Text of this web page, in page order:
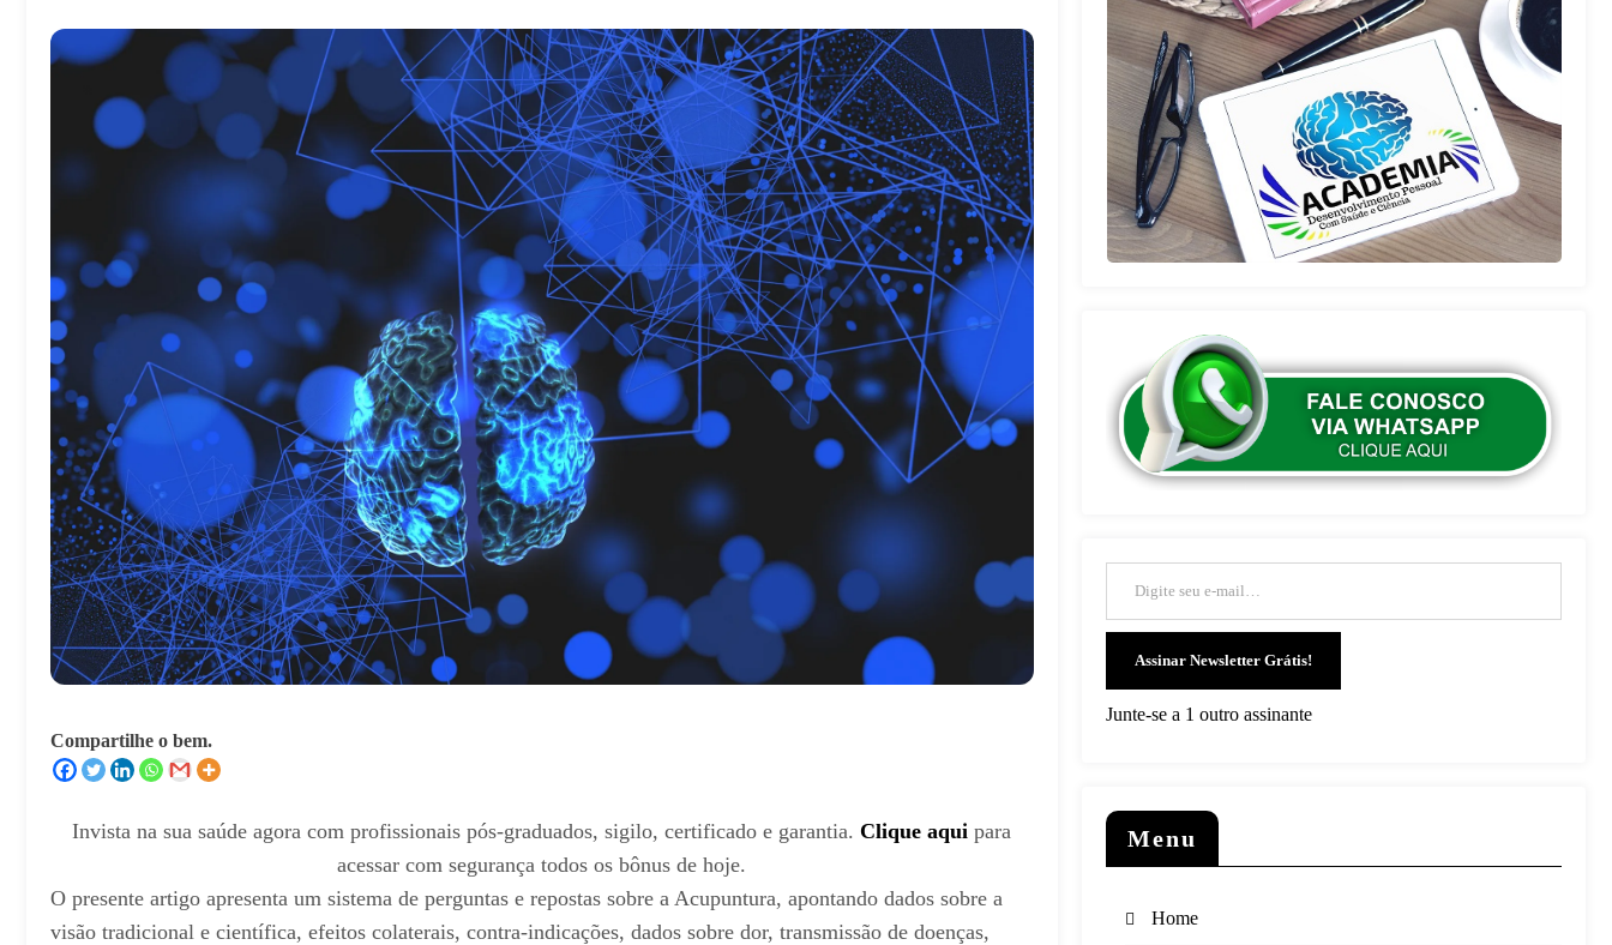
Compartilhe o bem.
Invista na sua saúde agora com profissionais pós-graduados, sigilo, certificado e garantia.Clique aqui para
acessar com segurança todos os bônus de hoje.
O presente artigo apresenta um sistema de perguntas e repostas sobre a Acupuntura, apontando dados sobre a
visão tradicional e científica, efeitos colaterais, contra-indicações, dados sobre dor, transmissão de doenças,
Digite seu e-mail…
Assinar Newsletter Grátis!
Junte-se a 1 outro assinante
Menu
Home